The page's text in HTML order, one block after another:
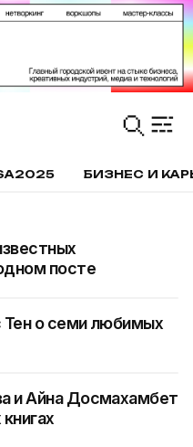
БИЗНЕС И
посте
Тен о семи любимых
и Айна Досмахамбет